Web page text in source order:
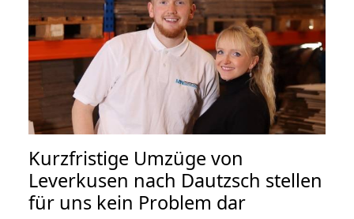
Kurzfristige Umzüge von
Leverkusen nach Dautzsch stellen
für uns kein Problem dar